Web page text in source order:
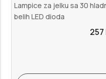
Lampice za jelku sa 30
belih LED dioda
257